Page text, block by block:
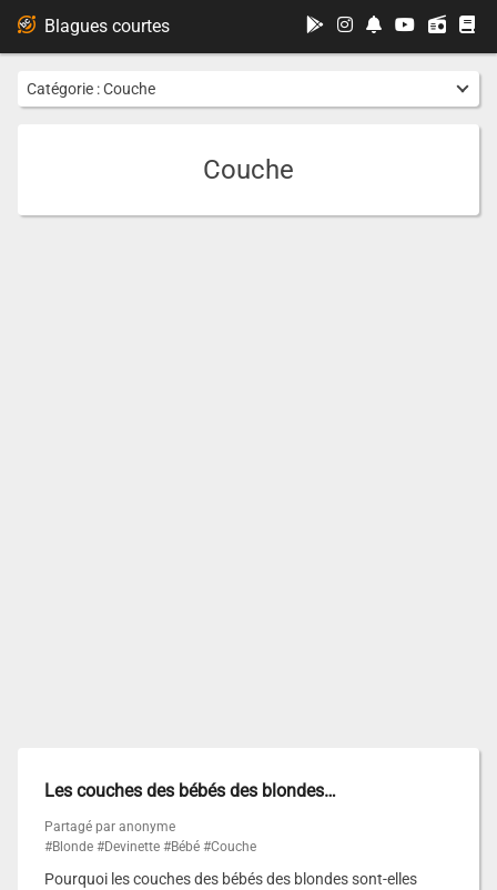
Catégorie :Couche
Couche
Les couches des bébés des blondes…
Partagé par anonyme
#Blonde #Devinette #Bébé #Couche
Pourquoi les couches des bébés des blondes sont-elles
Blagues courtes